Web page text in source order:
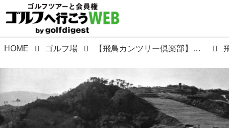
HOME ゴルフ場 【飛鳥カンツリー倶楽部】奈良の古刹、王龍寺の境内に県内2番目のコースとして誕生。設計は上田治